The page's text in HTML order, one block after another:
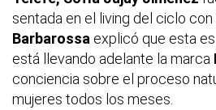
sentada en el
living del ciclo con
Barbarossa explicó que esta
está llevando adelante la marca
conciencia sobre el proceso
mujeres todos los meses.